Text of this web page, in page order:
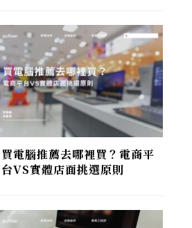
買電腦推薦去哪裡買？電商平
台VS實體店面挑選原則